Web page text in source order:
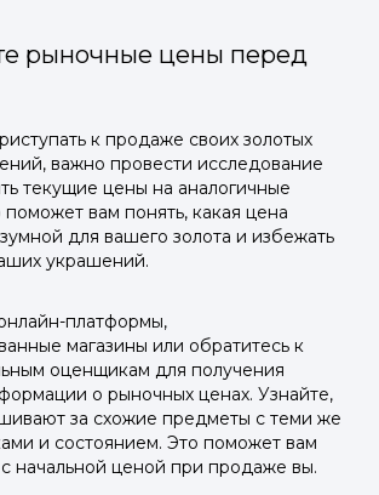
рыночные цены перед
к продаже своих золотых
важно провести исследование
текущие цены на аналогичные
вам понять, какая цена
для вашего золота и избежать
украшений.
платформы,
магазины или обратитесь к
оценщикам для получения
о рыночных ценах. Узнайте,
за схожие предметы с теми же
и состоянием. Это поможет вам
начальной ценой при продаже вы.